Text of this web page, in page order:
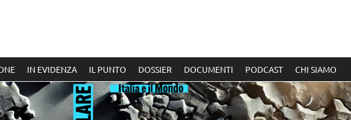
IN EVIDENZA IL PUNTO DOSSIER DOCUMENTI PODCAST CHI SIAMO